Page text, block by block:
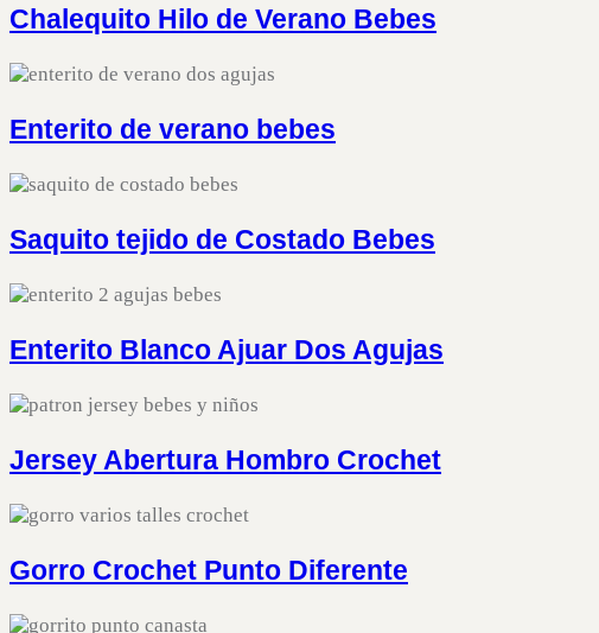
Chalequito Hilo de Verano Bebes
Enterito de verano bebes
Saquito tejido de Costado Bebes
Enterito Blanco Ajuar Dos Agujas
Jersey Abertura Hombro Crochet
Gorro Crochet Punto Diferente